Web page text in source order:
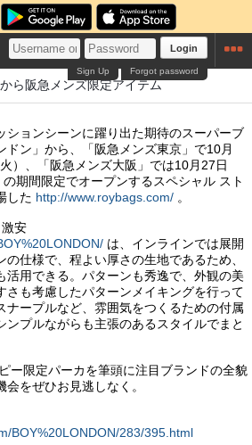
Login
Forgot password
Sign Up
ら阪急メンズ限定アイテム
ションシーンに躍り出た期待のスーパーブ
ドン」から、「阪急メンズ東京」で10月
）、「阪急メンズ大阪」では10月27日
の期間限定でオープンするスペシャル スト
した http://www.roybags.com/ 。
安
は、インラインでは展開
仕様で、程よい厚さの生地であるため、
活用できる。パターンも秀逸で、外観の美
さも考慮したパターンメイキングを行って
ナープルなど、雰囲気をつくるための付属
ンプルながらも主張のあるスタイルでまと
ー限定パーカを筆頭に注目ブランドの全貌
をぜひお見逃しなく。
BOY%20LONDON/283/395.html